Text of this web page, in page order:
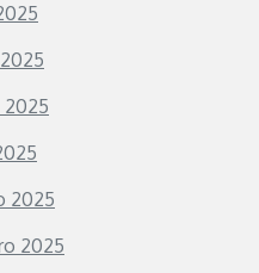
2025
2025
2025